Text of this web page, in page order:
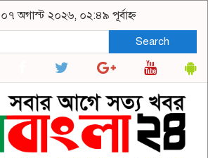
০৭ অগাস্ট ২০২৬, ০২:৪৯ পূর্বাহ্ন
Search